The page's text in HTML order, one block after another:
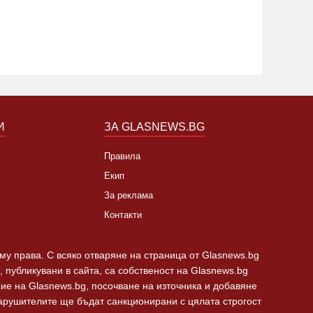
ЗА GLASNEWS.BG
Правила
Екип
За реклама
Контакти
права. С всяко отваряне на страница от Glasnews.bg
в сайта, са собственост на Glasnews.bg
на Glasnews.bg, посочване на източника и добавяне
ще бъдат санкционирани с цялата строгост